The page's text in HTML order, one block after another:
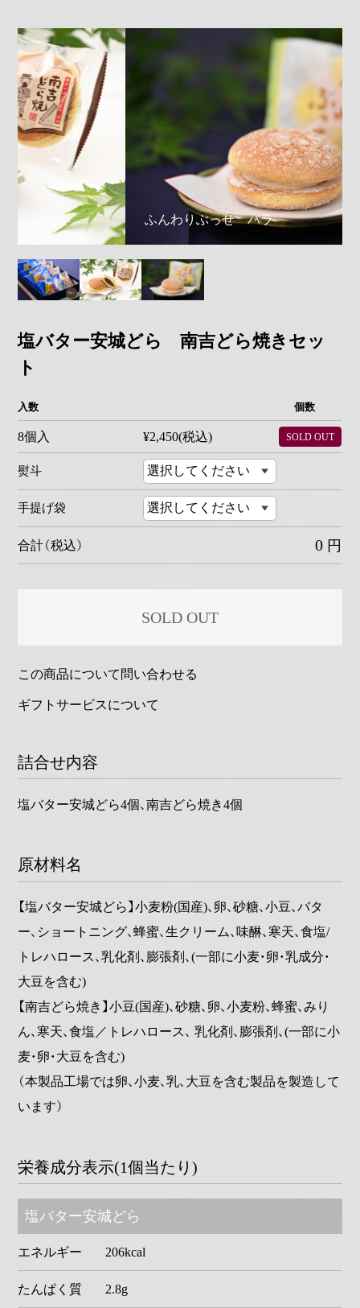
ふんわりぶっせ バラ
塩バター安城どら 南吉どら焼きセッ
ト
入数 個数
8個入 ¥2,450(税込) SOLD OUT
熨斗
手提げ袋
合計（税込） 0 円
SOLD OUT
この商品について問い合わせる
ギフトサービスについて
詰合せ内容
塩バター安城どら4個、南吉どら焼き4個
原材料名
【塩バター安城どら】小麦粉(国産)、卵、砂糖、小豆、バタ
ー、ショートニング、蜂蜜、生クリーム、味醂、寒天、食塩/
トレハロース、乳化剤、膨張剤、(一部に小麦・卵・乳成分・
大豆を含む)
【南吉どら焼き】小豆(国産)、砂糖、卵、小麦粉、蜂蜜、みり
ん、寒天、食塩／トレハロース、 乳化剤、膨張剤、(一部に小
麦・卵・大豆を含む)
（本製品工場では卵、小麦、乳、大豆を含む製品を製造して
います）
栄養成分表示(1個当たり)
塩バター安城どら
エネルギー 206kcal
たんぱく質 2.8g